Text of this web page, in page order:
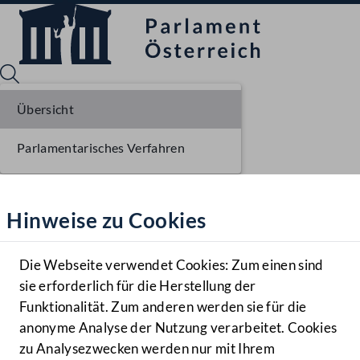
Hilfe
Benutzer
Navigationsmenü öffnen
MENÜ
Hinweise zu Cookies
Die Webseite verwendet Cookies: Zum einen sind
sie erforderlich für die Herstellung der
Funktionalität. Zum anderen werden sie für die
anonyme Analyse der Nutzung verarbeitet. Cookies
zu Analysezwecken werden nur mit Ihrem
Übersicht
Parlamentarisches Verfahren